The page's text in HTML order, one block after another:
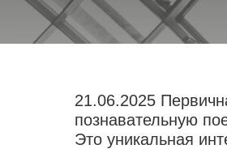
21.06.2025
познавательную
Это уникальная